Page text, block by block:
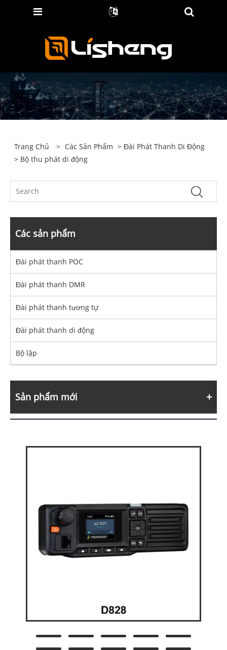
Trang Chủ > Các Sản Phẩm >Đài Phát Thanh Di Động
> Bộ thu phát di động
Các sản phẩm
Đài phát thanh POC
Đài phát thanh DMR
Đài phát thanh tương tự
Đài phát thanh di động
Bộ lặp
Sản phẩm mới